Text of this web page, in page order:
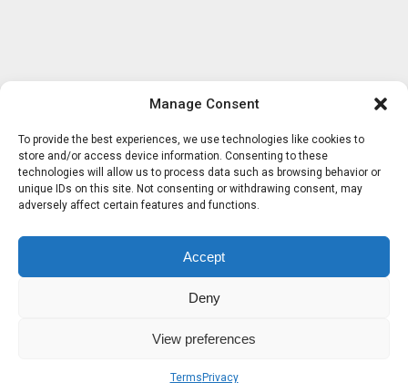
Manage Consent
To provide the best experiences, we use technologies like cookies to
store and/or access device information. Consenting to these
technologies will allow us to process data such as browsing behavior or
unique IDs on this site. Not consenting or withdrawing consent, may
adversely affect certain features and functions.
Accept
Deny
View preferences
Terms Privacy